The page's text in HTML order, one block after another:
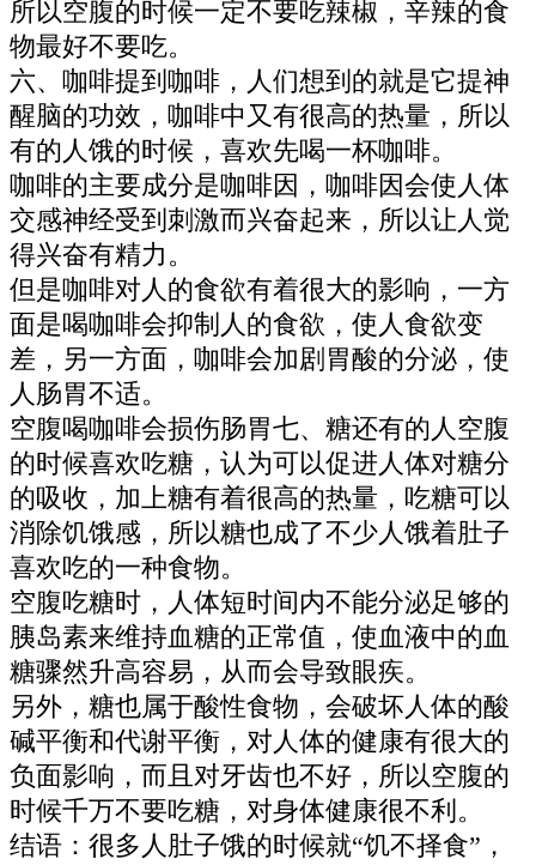
所以空腹的时候一定不要吃辣椒，辛辣的食
物最好不要吃。
六、咖啡提到咖啡，人们想到的就是它提神
醒脑的功效，咖啡中又有很高的热量，所以
有的人饿的时候，喜欢先喝一杯咖啡。
咖啡的主要成分是咖啡因，咖啡因会使人体
交感神经受到刺激而兴奋起来，所以让人觉
得兴奋有精力。
但是咖啡对人的食欲有着很大的影响，一方
面是喝咖啡会抑制人的食欲，使人食欲变
差，另一方面，咖啡会加剧胃酸的分泌，使
人肠胃不适。
空腹喝咖啡会损伤肠胃七、糖还有的人空腹
的时候喜欢吃糖，认为可以促进人体对糖分
的吸收，加上糖有着很高的热量，吃糖可以
消除饥饿感，所以糖也成了不少人饿着肚子
喜欢吃的一种食物。
空腹吃糖时，人体短时间内不能分泌足够的
胰岛素来维持血糖的正常值，使血液中的血
糖骤然升高容易，从而会导致眼疾。
另外，糖也属于酸性食物，会破坏人体的酸
碱平衡和代谢平衡，对人体的健康有很大的
负面影响，而且对牙齿也不好，所以空腹的
时候千万不要吃糖，对身体健康很不利。
结语：很多人肚子饿的时候就“饥不择食”，